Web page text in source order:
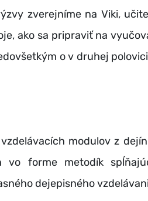
zverejníme na Viki,
ako sa pripraviť na
o v druhej
vzdelávacích modulov z
vo forme metodík
dejepisného